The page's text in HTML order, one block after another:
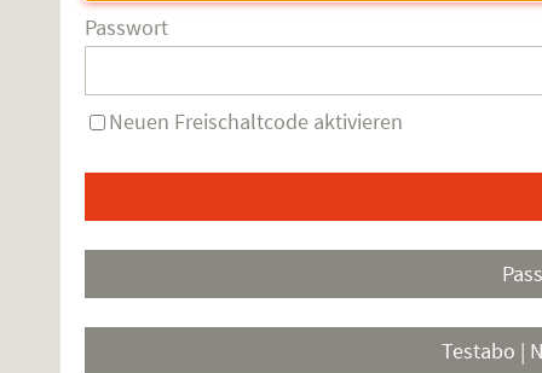
Passwort
Neuen Freischaltcode aktivieren
Testabo |